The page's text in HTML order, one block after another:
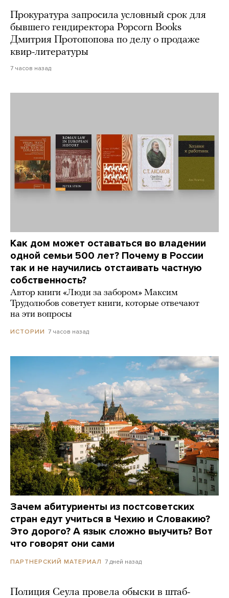
Прокуратура запросила условный срок для
бывшего гендиректора Popcorn Books
Дмитрия Протопопова по делу о продаже
квир-литературы
7 часов назад
Как дом может оставаться во владении
одной семьи 500 лет? Почему в России
так и не научились отстаивать частную
собственность?
Автор книги «Люди за забором» Максим
Трудолюбов советует книги, которые отвечают
на эти вопросы
ИСТОРИИ 7 часов назад
Зачем абитуриенты из постсоветских
стран едут учиться в Чехию и Словакию?
Это дорого? А язык сложно выучить? Вот
что говорят они сами
ПАРТНЕРСКИЙ МАТЕРИАЛ 7 дней назад
Полиция Сеула провела обыски в штаб-